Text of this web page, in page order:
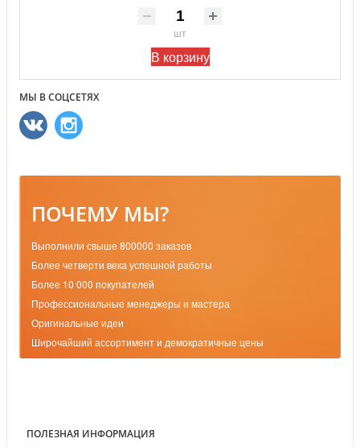
шт
В корзину
МЫ В СОЦСЕТЯХ
ПОЧЕМУ МЫ?
Выполнили свыше 800000 заказов
Более четверти века успешной работы
Более 10 000 покупателей
Профессиональные менеджеры и мастера
Оригинальные идеи
Широчайший ассортимент и демократичные цены
ПОЛЕЗНАЯ ИНФОРМАЦИЯ